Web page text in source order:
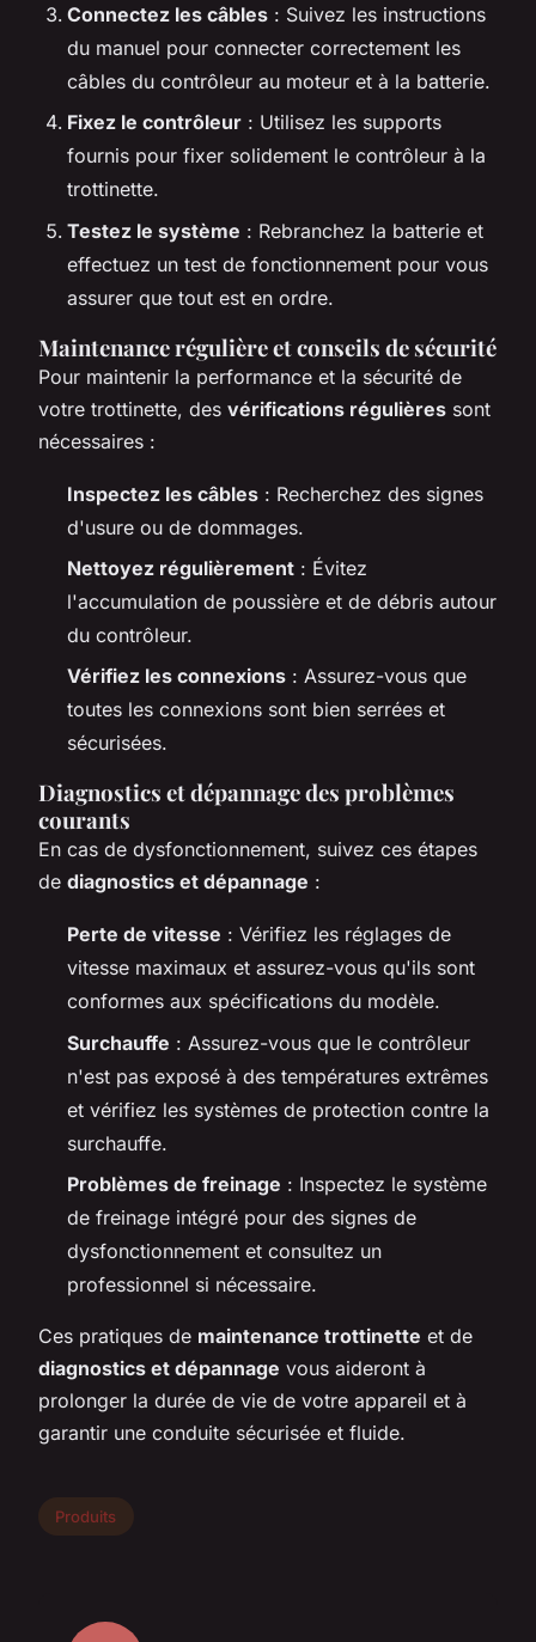
Connectez les câbles : Suivez les instructions
du manuel pour connecter correctement les
câbles du contrôleur au moteur et à la batterie.
Fixez le contrôleur : Utilisez les supports
fournis pour fixer solidement le contrôleur à la
trottinette.
Testez le système : Rebranchez la batterie et
effectuez un test de fonctionnement pour vous
assurer que tout est en ordre.
Maintenance régulière et conseils de sécurité
Pour maintenir la performance et la sécurité de
votre trottinette, des vérifications régulières sont
nécessaires :
Inspectez les câbles : Recherchez des signes
d'usure ou de dommages.
Nettoyez régulièrement : Évitez
l'accumulation de poussière et de débris autour
du contrôleur.
Vérifiez les connexions : Assurez-vous que
toutes les connexions sont bien serrées et
sécurisées.
Diagnostics et dépannage des problèmes
courants
En cas de dysfonctionnement, suivez ces étapes
de diagnostics et dépannage :
Perte de vitesse : Vérifiez les réglages de
vitesse maximaux et assurez-vous qu'ils sont
conformes aux spécifications du modèle.
Surchauffe : Assurez-vous que le contrôleur
n'est pas exposé à des températures extrêmes
et vérifiez les systèmes de protection contre la
surchauffe.
Problèmes de freinage : Inspectez le système
de freinage intégré pour des signes de
dysfonctionnement et consultez un
professionnel si nécessaire.
Ces pratiques de maintenance trottinette et de
diagnostics et dépannage vous aideront à
prolonger la durée de vie de votre appareil et à
garantir une conduite sécurisée et fluide.
Produits